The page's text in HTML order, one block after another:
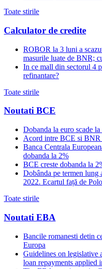
Toate stirile
Calculator de credite
ROBOR la 3 luni a
masurile luate de BNR;
In ce mall din sectorul 4
refinantare?
Toate stirile
Noutati BCE
Dobanda la euro scade
Acord intre BCE si BNR
Banca Centrala
dobanda la 2%
BCE creste dobanda la
Dobânda pe termen lung
2022. Ecartul față de
Toate stirile
Noutati EBA
Bancile romanesti detin
Europa
Guidelines on legislative
loan repayments